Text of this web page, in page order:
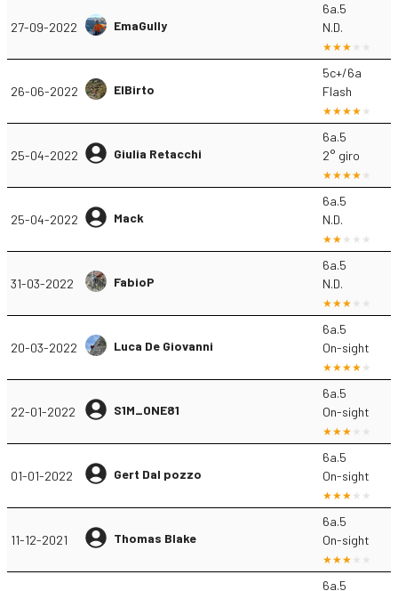
27-09-2022 EmaGully
6a.5
N.D.
26-06-2022 ElBirto
5c+/6a
Flash
25-04-2022 Giulia Retacchi
6a.5
2° giro
25-04-2022 Mack
6a.5
N.D.
31-03-2022 FabioP
6a.5
N.D.
20-03-2022 Luca De Giovanni
6a.5
On-sight
22-01-2022 S1M_ONE81
6a.5
On-sight
01-01-2022 Gert Dal pozzo
6a.5
On-sight
11-12-2021 Thomas Blake
6a.5
On-sight
6a.5